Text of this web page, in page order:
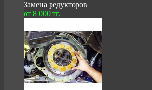
Замена редукторов
от 8 000 тг.